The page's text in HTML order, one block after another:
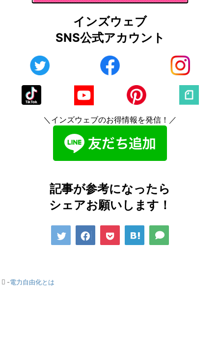
インズウェブ
SNS公式アカウント
＼インズウェブのお得情報を発信！／
記事が参考になったら
シェアお願いします！
-電力自由化とは